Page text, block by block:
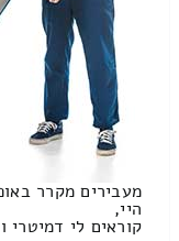
מעבירים מקרר
היי,
קוראים לי